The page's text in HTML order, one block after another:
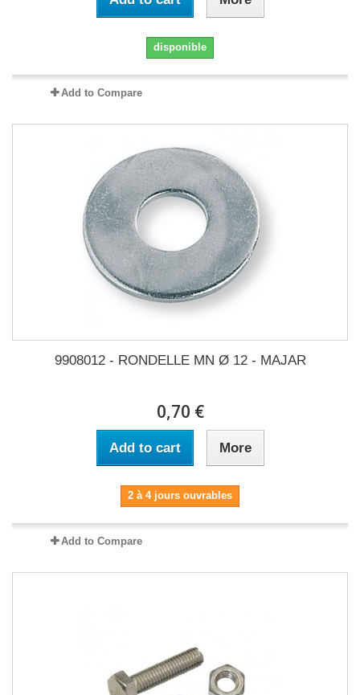
disponible
Add to Compare
9908012 - RONDELLE MN Ø 12 - MAJAR
0,70 €
Add to cart More
2 à 4 jours ouvrables
Add to Compare